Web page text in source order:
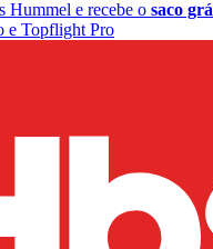
Hummel e recebe o saco
e Topflight Pro